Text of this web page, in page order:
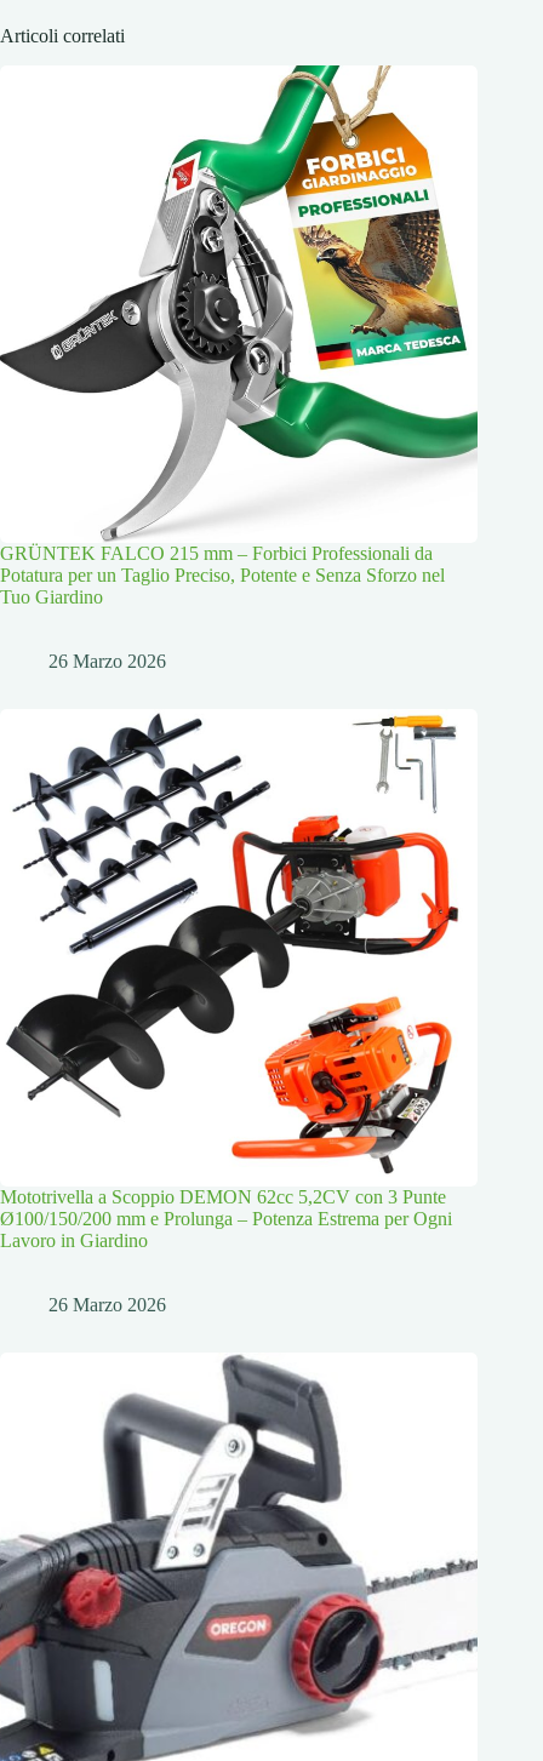
Articoli correlati
GRÜNTEK FALCO 215 mm – Forbici Professionali da
Potatura per un Taglio Preciso, Potente e Senza Sforzo nel
Tuo Giardino
26 Marzo 2026
Mototrivella a Scoppio DEMON 62cc 5,2CV con 3 Punte
Ø100/150/200 mm e Prolunga – Potenza Estrema per Ogni
Lavoro in Giardino
26 Marzo 2026